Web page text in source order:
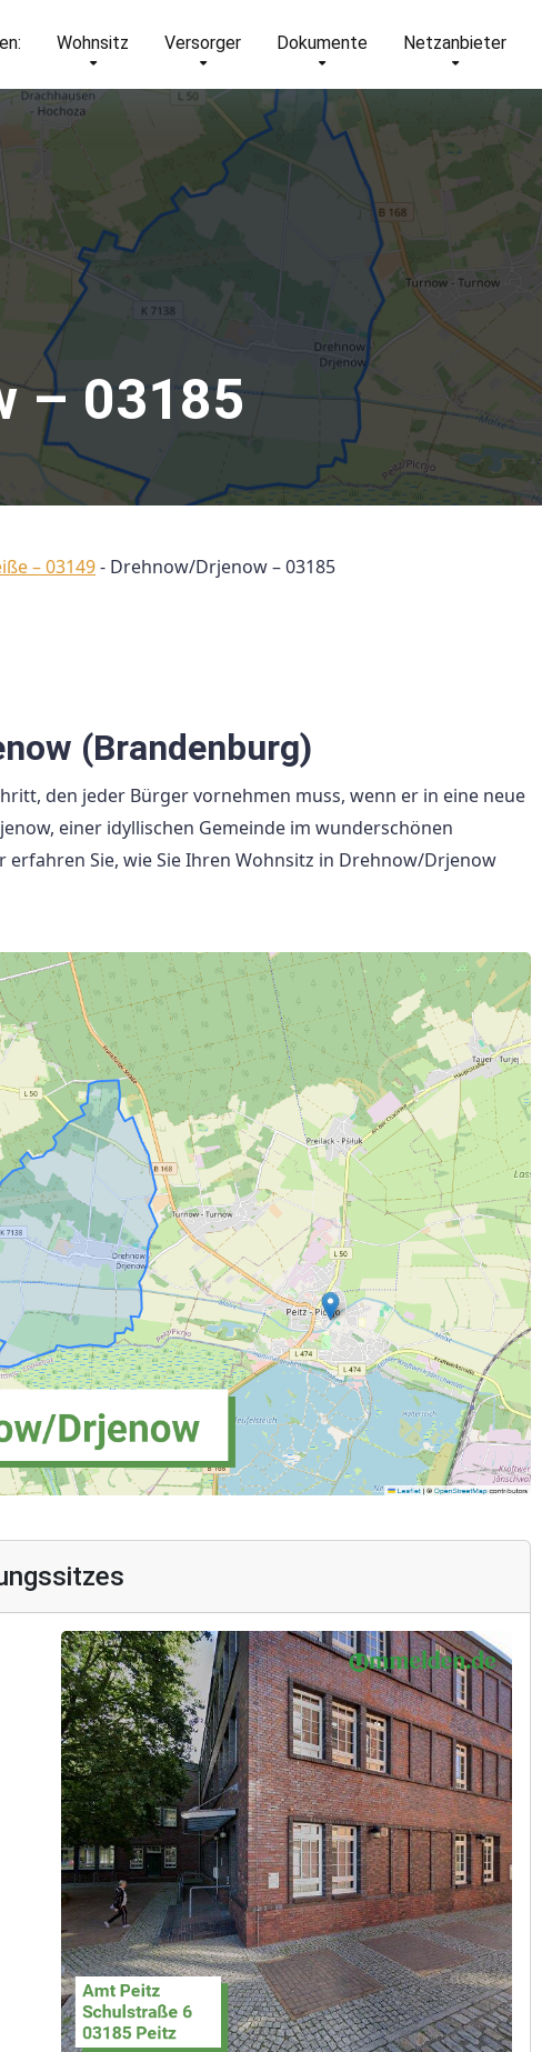
Wohnsitz Versorger Dokumente Netzanbieter
– 03185
– 03149- Drehnow/Drjenow – 03185
(Brandenburg)
den jeder Bürger vornehmen muss, wenn er in eine neue
einer idyllischen Gemeinde im wunderschönen
Sie, wie Sie Ihren Wohnsitz in Drehnow/Drjenow